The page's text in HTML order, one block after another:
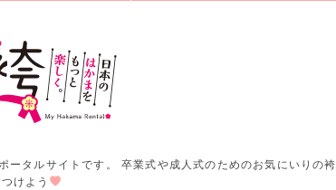
ータルサイトです。 卒業式や成人式のためのお気にいりの袴
けよう